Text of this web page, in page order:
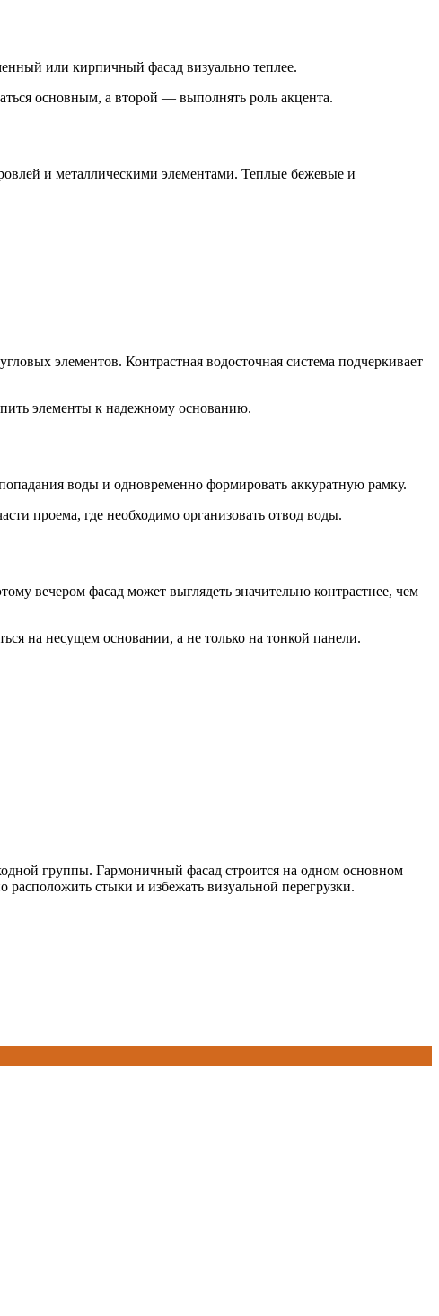
или кирпичный фасад визуально теплее.
основным, а второй — выполнять роль акцента.
и металлическими элементами. Теплые бежевые и
элементов. Контрастная водосточная система подчеркивает
элементы к надежному основанию.
воды и одновременно формировать аккуратную рамку.
проема, где необходимо организовать отвод воды.
вечером фасад может выглядеть значительно контрастнее, чем
на несущем основании, а не только на тонкой панели.
группы. Гармоничный фасад строится на одном основном
расположить стыки и избежать визуальной перегрузки.